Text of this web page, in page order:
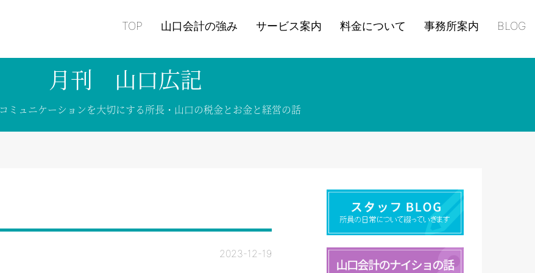
TOP 山口会計の強み サービス案内 料金について 事務所案内 BLOG
月刊 山口広記
コミュニケーションを大切にする所長・山口の税金とお金と経営の話
2023-12-19